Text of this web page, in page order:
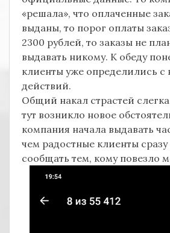
«решала», что оплаченные
выданы, то порог оплаты
2300 рублей, то заказы не
выдавать никому. К обеду
клиенты уже определились с
действий.
Общий накал страстей
тут возникло новое
компания начала выдавать
чем радостные клиенты
сообщать тем, кому повезло